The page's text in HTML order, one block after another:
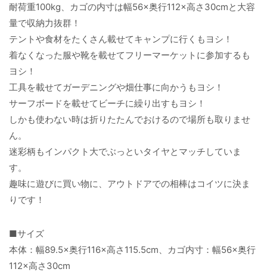
耐荷重100kg、カゴの内寸は幅56×奥行112×高さ30cmと大容
量で収納力抜群！
テントや食材をたくさん載せてキャンプに行くもヨシ！
着なくなった服や靴を載せてフリーマーケットに参加するも
ヨシ！
工具を載せてガーデニングや畑仕事に向かうもヨシ！
サーフボードを載せてビーチに繰り出すもヨシ！
しかも使わない時は折りたたんでおけるので場所も取りませ
ん。
迷彩柄もインパクト大でぶっといタイヤとマッチしていま
す。
趣味に遊びに買い物に、アウトドアでの相棒はコイツに決ま
りです！
■サイズ
本体：幅89.5×奥行116×高さ115.5cm、カゴ内寸：幅56×奥行
112×高さ30cm